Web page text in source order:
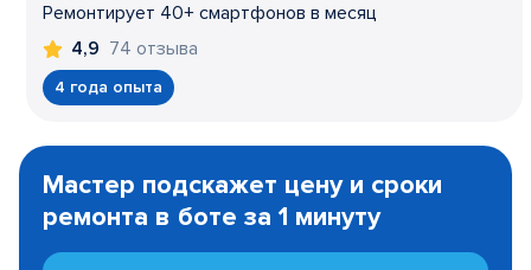
Ремонтирует 40+ смартфонов в месяц
4,9 74 отзыва
4 года опыта
1
Мастер подскажет цену и сроки
ремонта в боте за 1 минуту